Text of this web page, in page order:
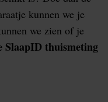
kunnen we je
we zien of je
SlaapID thuismeting